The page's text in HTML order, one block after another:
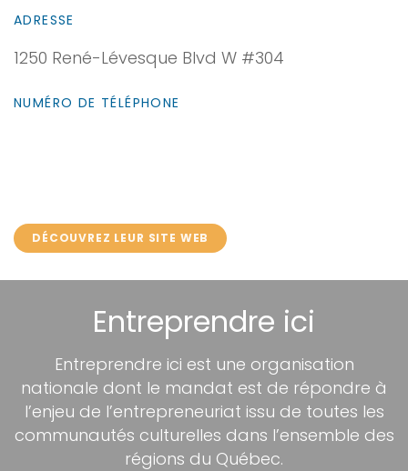
ADRESSE
1250 René-Lévesque Blvd W #304
NUMÉRO DE TÉLÉPHONE
DÉCOUVREZ LEUR SITE WEB
Entreprendre ici
Entreprendre ici est une organisation
nationale dont le mandat est de répondre à
l’enjeu de l’entrepreneuriat issu de toutes les
communautés culturelles dans l’ensemble des
régions du Québec.